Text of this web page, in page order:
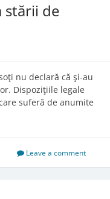
stării de
nu declară că şi-au
Dispoziţiile legale
suferă de anumite
Leave a comment